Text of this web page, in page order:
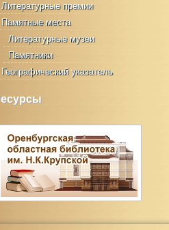
Литературные премии
Памятные места
Литературные музеи
Памятники
Географический указатель